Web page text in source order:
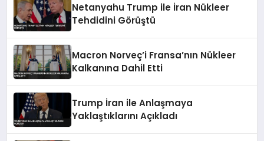
Netanyahu Trump ile İran Nükleer
Tehdidini Görüştü
Macron Norveç’i Fransa’nın Nükleer
Kalkanına Dahil Etti
Trump İran ile Anlaşmaya
Yaklaştıklarını Açıkladı